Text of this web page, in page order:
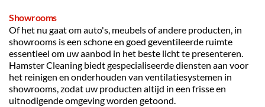
Showrooms
Of het nu gaat om auto's, meubels of andere producten, in
showrooms is een schone en goed geventileerde ruimte
essentieel om uw aanbod in het beste licht te presenteren.
Hamster Cleaning biedt gespecialiseerde diensten aan voor
het reinigen en onderhouden van ventilatiesystemen in
showrooms, zodat uw producten altijd in een frisse en
uitnodigende omgeving worden getoond.